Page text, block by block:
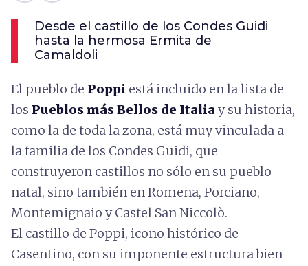
Desde el castillo de los Condes Guidi
hasta la hermosa Ermita de
Camaldoli
El pueblo de Poppi está incluido en la lista de
los Pueblos más Bellos de Italia y su historia,
como la de toda la zona, está muy vinculada a
la familia de los Condes Guidi, que
construyeron castillos no sólo en su pueblo
natal, sino también en Romena, Porciano,
Montemignaio y Castel San Niccolò.
El castillo de Poppi, icono histórico de
Casentino, con su imponente estructura bien